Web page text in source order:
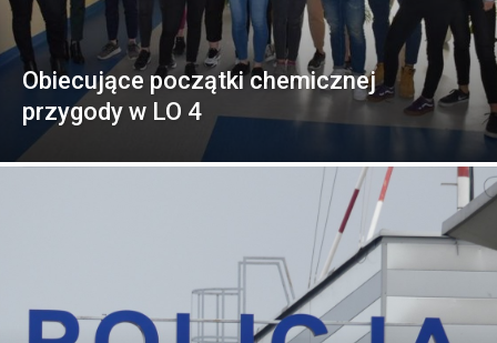
Obiecujące początki chemicznej
przygody w LO 4